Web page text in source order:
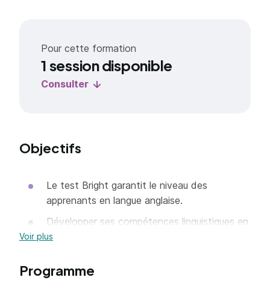
Pour cette formation
1 session disponible
Consulter
Objectifs
Le test Bright garantit le niveau des
apprenants en langue anglaise.
Développer ses compétences linguistiques en
anglais : grammaire, structure et
score au test.
Voir plus
Programme